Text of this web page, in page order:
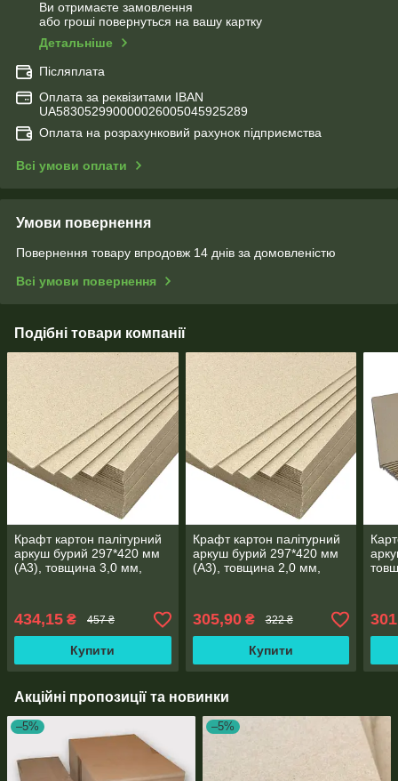
Ви отримаєте замовлення
або гроші повернуться на вашу картку
Детальніше
Післяплата
Оплата за реквізитами IBAN
UA583052990000026005045925289
Оплата на розрахунковий рахунок підприємства
Всі умови оплати
Умови повернення
Повернення товару впродовж 14 днів за домовленістю
Всі умови повернення
Подібні товари компанії
Крафт картон палітурний
аркуш бурий 297*420 мм
(А3), товщина 3,0 мм,
434,15 ₴ 457 ₴
Купити
Крафт картон палітурний
аркуш бурий 297*420 мм
(А3), товщина 2,0 мм,
305,90₴ 322 ₴
Купити
Акційні пропозиції та новинки
–5% –5%